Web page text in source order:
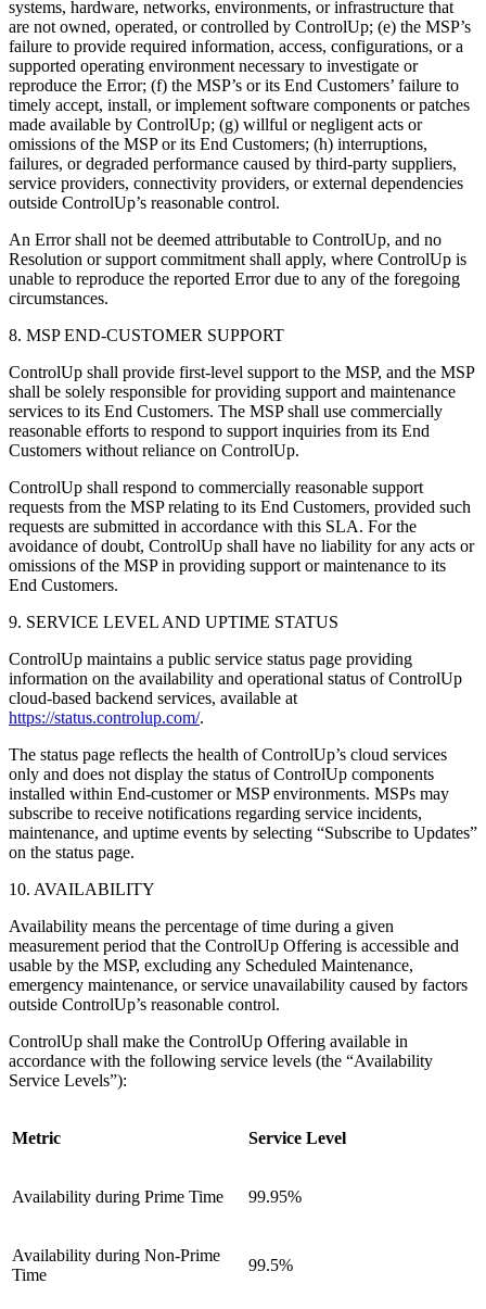
systems, hardware, networks, environments, or infrastructure that
are not owned, operated, or controlled by ControlUp; (e) the MSP’s
failure to provide required information, access, configurations, or a
supported operating environment necessary to investigate or
reproduce the Error; (f) the MSP’s or its End Customers’ failure to
timely accept, install, or implement software components or patches
made available by ControlUp; (g) willful or negligent acts or
omissions of the MSP or its End Customers; (h) interruptions,
failures, or degraded performance caused by third-party suppliers,
service providers, connectivity providers, or external dependencies
outside ControlUp’s reasonable control.
An Error shall not be deemed attributable to ControlUp, and no
Resolution or support commitment shall apply, where ControlUp is
unable to reproduce the reported Error due to any of the foregoing
circumstances.
8. MSP END-CUSTOMER SUPPORT
ControlUp shall provide first-level support to the MSP, and the MSP
shall be solely responsible for providing support and maintenance
services to its End Customers. The MSP shall use commercially
reasonable efforts to respond to support inquiries from its End
Customers without reliance on ControlUp.
ControlUp shall respond to commercially reasonable support
requests from the MSP relating to its End Customers, provided such
requests are submitted in accordance with this SLA. For the
avoidance of doubt, ControlUp shall have no liability for any acts or
omissions of the MSP in providing support or maintenance to its
End Customers.
9. SERVICE LEVEL AND UPTIME STATUS
ControlUp maintains a public service status page providing
information on the availability and operational status of ControlUp
cloud-based backend services, available at
https://status.controlup.com/.
The status page reflects the health of ControlUp’s cloud services
only and does not display the status of ControlUp components
installed within End-customer or MSP environments. MSPs may
subscribe to receive notifications regarding service incidents,
maintenance, and uptime events by selecting “Subscribe to Updates”
on the status page.
10. AVAILABILITY
Availability means the percentage of time during a given
measurement period that the ControlUp Offering is accessible and
usable by the MSP, excluding any Scheduled Maintenance,
emergency maintenance, or service unavailability caused by factors
outside ControlUp’s reasonable control.
ControlUp shall make the ControlUp Offering available in
accordance with the following service levels (the “Availability
Service Levels”):
Metric Service Level
Availability during Prime Time 99.95%
Availability during Non-Prime
Time
99.5%